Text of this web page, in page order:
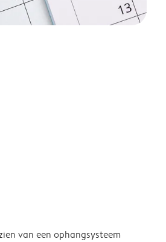
van een ophangsysteem